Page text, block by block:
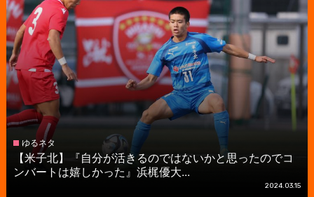
ゆるネタ
【米子北】『自分が活きるのではないかと思ったのでコ
ンバートは嬉しかった』浜梶優大...
2024.03.15